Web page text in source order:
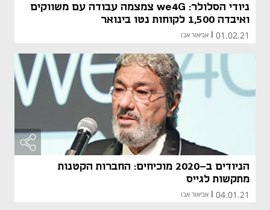
ניודי הסלולר: we4G צמצמה עבודה עם משווקים
ואיבדה 1,500 לקוחות נטו בינואר
01.02.21 אביאור אבו
הניודים ב-2020 מוכיחים: החברות הקטנות
מתקשות לגייס
04.01.21 אביאור אבו